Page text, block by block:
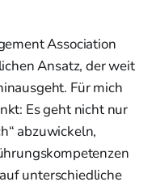
Association
Ansatz, der weit
Für mich
Es geht nicht nur
abzuwickeln,
unterschiedliche